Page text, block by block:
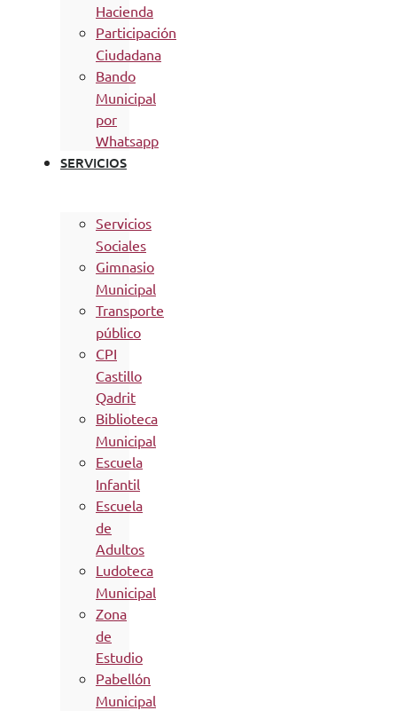
Hacienda
Participación
Ciudadana
Bando
Municipal
por
Whatsapp
SERVICIOS
Servicios
Sociales
Gimnasio
Municipal
Transporte
público
CPI
Castillo
Qadrit
Biblioteca
Municipal
Escuela
Infantil
Escuela
de
Adultos
Ludoteca
Municipal
Zona
de
Estudio
Pabellón
Municipal